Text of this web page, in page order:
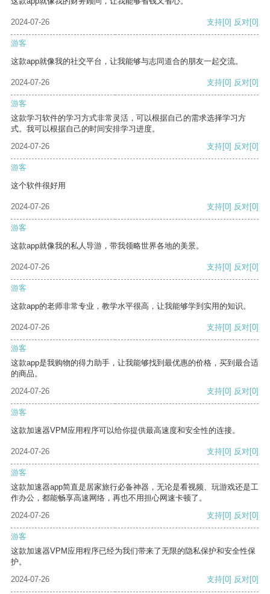
2024-07-26 支持[0] 反对[0]
游客
这款app就像我的社交平台，让我能够与志同道合的朋友一起交流。
2024-07-26 支持[0] 反对[0]
游客
这款学习软件的学习方式非常灵活，可以根据自己的需求选择学习方
式。我可以根据自己的时间安排学习进度。
2024-07-26
支持[0] 反对[0]
游客
这个软件很好用
2024-07-26 支持[0] 反对[0]
游客
这款app就像我的私人导游，带我领略世界各地的美景。
2024-07-26 支持[0] 反对[0]
游客
这款app的老师非常专业，教学水平很高，让我能够学到实用的知识。
2024-07-26 支持[0] 反对[0]
游客
这款app是我购物的得力助手，让我能够找到最优惠的价格，买到最合适
的商品。
2024-07-26
支持[0] 反对[0]
游客
这款加速器VPM应用程序可以给你提供最高速度和安全性的连接。
2024-07-26 支持[0] 反对[0]
游客
这款加速器app简直是居家旅行必备神器，无论是看视频、玩游戏还是工
作办公，都能畅享高速网络，再也不用担心网速卡顿了。
2024-07-26
支持[0] 反对[0]
游客
这款加速器VPM应用程序已经为我们带来了无限的隐私保护和安全性保
护。
2024-07-26
支持[0] 反对[0]